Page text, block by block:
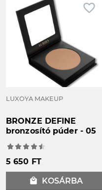
favorite_border
LUXOYA MAKEUP
BRONZE DEFINE
bronzosító púder - 05
5 650 FT
local_mall KOSÁRBA